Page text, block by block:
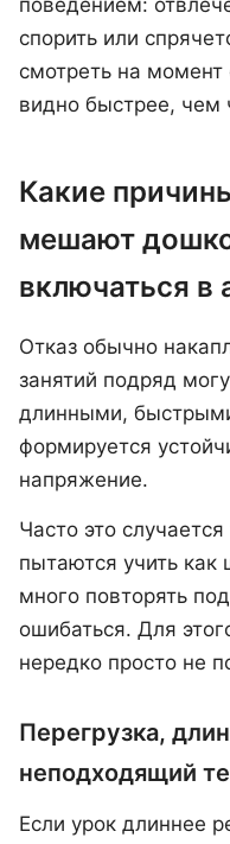
поведением:
спорить или
смотреть на момент
видно быстрее, чем
Какие
мешают
включаться в
Отказ обычно
занятий подряд
длинными,
формируется
напряжение.
Часто это
пытаются учить как
много повторять
ошибаться. Для
нередко просто не
Перегрузка,
неподходящий
Если урок длиннее